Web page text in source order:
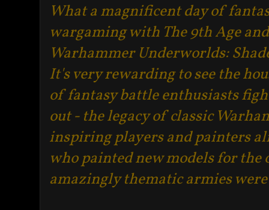
What a magnificent day of
wargaming with The 9th Age and
Warhammer Underworlds:
It's very rewarding to see the
of fantasy battle enthusiasts
out - the legacy of classic
inspiring players and painters
who painted new models for the
amazingly thematic armies